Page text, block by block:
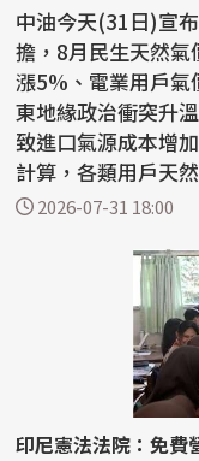
中油今天(31日)宣
擔，8月民生天然
漲5%、電業用戶氣價則調
東地緣政治衝突升
致進口氣源成本增
計算，各類用戶天
定國內...
2026-07-31 18:00
印尼憲法法院：免費